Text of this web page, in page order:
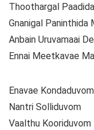
Thoothargal
Gnanigal Paninthida
Anbain Uruvamaai
Ennai Meetkavae
Enavae Kondaduvom
Nantri Solliduvom
Vaalthu Kooriduvom